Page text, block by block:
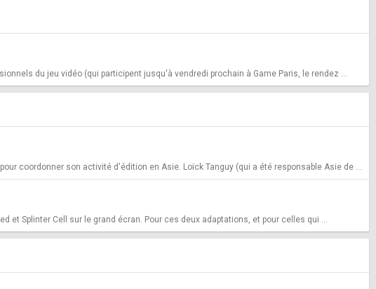
du jeu vidéo (qui participent jusqu'à vendredi prochain à Game Paris, le rendez ...
coordonner son activité d'édition en Asie. Loïck Tanguy (qui a été responsable Asie de ...
Splinter Cell sur le grand écran. Pour ces deux adaptations, et pour celles qui ...